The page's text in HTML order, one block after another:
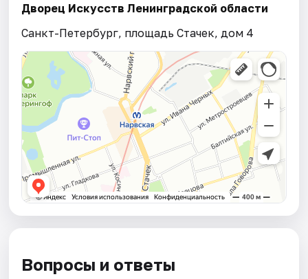
Дворец Искусств Ленинградской области
Санкт-Петербург, площадь Стачек, дом 4
Вопросы и ответы